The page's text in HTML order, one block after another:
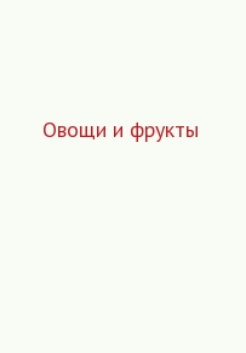
Овощи и фрукты